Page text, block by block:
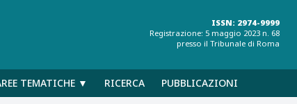
ISSN: 2974-9999
Registrazione: 5 maggio 2023 n. 68
presso il Tribunale di Roma
TEMATICHE ▼ RICERCA PUBBLICAZIONI